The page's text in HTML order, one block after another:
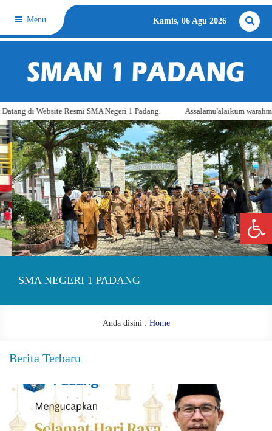
Menu Kamis, 06 Agu 2026
Resmi SMA Negeri 1 Padang. Assalamu'alaikum warahmatullahi
SMA NEGERI 1 PADANG
Anda disini : Home
Berita Terbaru